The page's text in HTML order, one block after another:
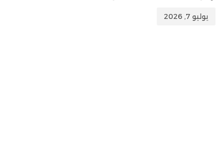
يوليو 7, 2026